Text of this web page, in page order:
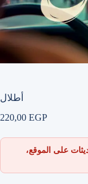
أطلال
220,00 EGP
على الموقع،